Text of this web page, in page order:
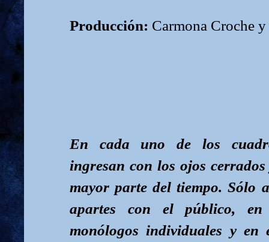
Producción: Carmona Croche
En cada uno de los
ingresan con los ojos
mayor parte del tiempo. Sólo
apartes con el público,
monólogos individuales y en